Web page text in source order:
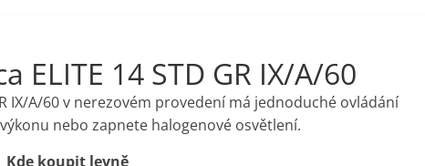
ELITE 14 STD GR IX/A/60
IX/A/60 v nerezovém provedení má jednoduché ovládání
nebo zapnete halogenové osvětlení.
Kde koupit levně